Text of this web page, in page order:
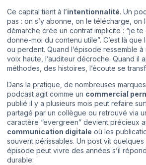
Ce capital tient à l’intentionnalité. Un
pas : on s’y abonne, on le télécharge, on
démarche crée un contrat implicite : “je te
donne-moi du contenu utile”. C’est là
ou perdent. Quand l’épisode ressemble
voix haute, l’auditeur décroche. Quand il
méthodes, des histoires, l’écoute se
Dans la pratique, de nombreuses
podcast agit comme un commercial
publié il y a plusieurs mois peut refaire
partagé par un collègue ou retrouvé via
caractère “evergreen” devient précieux
communication digitale où les
souvent périssables. Un post vit quelques
épisode peut vivre des années s’il
durable.